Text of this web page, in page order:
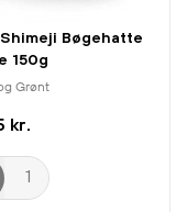
Bøgehatte
150g
Grønt
kr.